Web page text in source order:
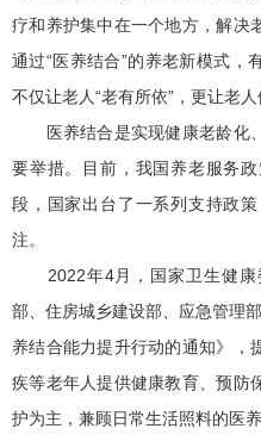
疗和养护集中在一个地方，解决
通过“医养结合”的养老新模式，
不仅让老人“老有所依”，更让老人
医养结合是实现健康老龄化
要举措。目前，我国养老服务
段，国家出台了一系列支持政
注。
2022年4月，国家卫生健康
部、住房城乡建设部、应急管理
养结合能力提升行动的通知》，
疾等老年人提供健康教育、预防
护为主，兼顾日常生活照料的医养